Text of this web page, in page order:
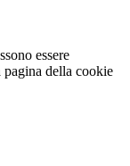
essere
della cookie